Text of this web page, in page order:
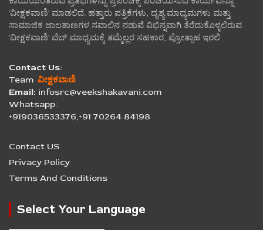
'ವೀಕ್ಷಕವಾಣಿ' ಮಾಡಲಿದೆ. ಹತ್ತಾರು ಪತ್ರಿಕೆಗಳು, ದೃಶ್ಯ ಮಾಧ್ಯಮಗಳು ಮತ್ತು
ಸಾಮಾಜಿಕ ಜಾಲತಾಣಗಳ ಸವಾಲಿನ ನಡುವೆ ವಿಭಿನ್ನವಾಗಿ ತೆರೆದುಕೊಳ್ಳಲಿರುವ
'ವೀಕ್ಷಕವಾಣಿ' ವೆಬ್ ಮಾಧ್ಯಮಕ್ಕೆ ತಮ್ಮೆಲ್ಲರ ಸಹಕಾರ, ಪ್ರೋತ್ಸಾಹ ಇರಲಿ.
Contact Us:
Team ವೀಕ್ಷಕವಾಣಿ
Email: infosrc@veekshakavani.com
Whatsapp:
+919036533376,+91 70264 84198
Contact US
Privacy Policy
Terms And Conditions
Select Your Language